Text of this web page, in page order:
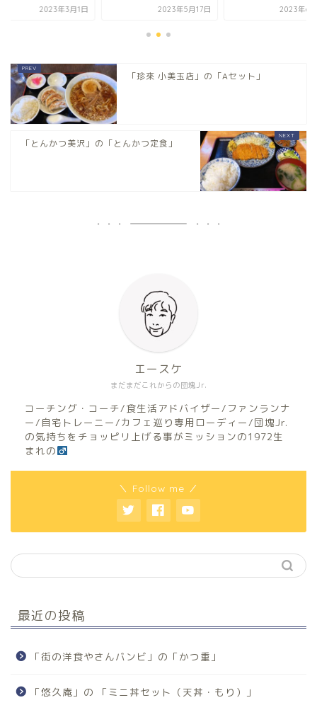
2023年3月1日 2023年5月17日 2023年6
「珍來 小美玉店」の「Aセット」
「とんかつ美沢」の「とんかつ定食」
まだまだこれからの団塊Jr.
エースケ
コーチング・コーチ/食生活アドバイザー/ファンランナ
ー/自宅トレーニー/カフェ巡り専用ローディー/団塊Jr.
の気持ちをチョッピリ上げる事がミッションの1972生
まれの
＼ Follow me ／
最近の投稿
「街の洋食やさんバンビ」の「かつ重」
「悠久庵」の 「ミニ丼セット（天丼・もり）」